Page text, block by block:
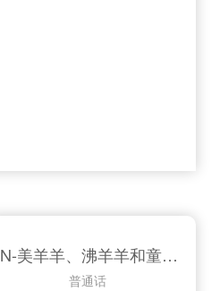
HN-美羊羊、沸羊羊和童声角色
普通话